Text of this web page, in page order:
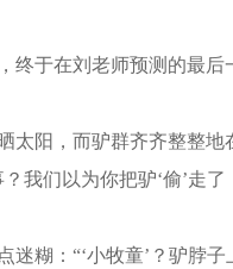
于在刘老师预测的最后
阳，而驴群齐齐整整地
我们以为你把驴‘偷’走
糊：“‘小牧童’？驴脖子